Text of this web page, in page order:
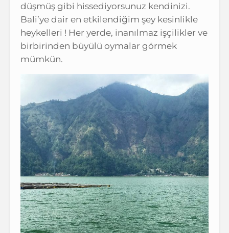
düşmüş gibi hissediyorsunuz kendinizi.
Bali’ye dair en etkilendiğim şey kesinlikle
heykelleri ! Her yerde, inanılmaz işçilikler ve
birbirinden büyülü oymalar görmek
mümkün.